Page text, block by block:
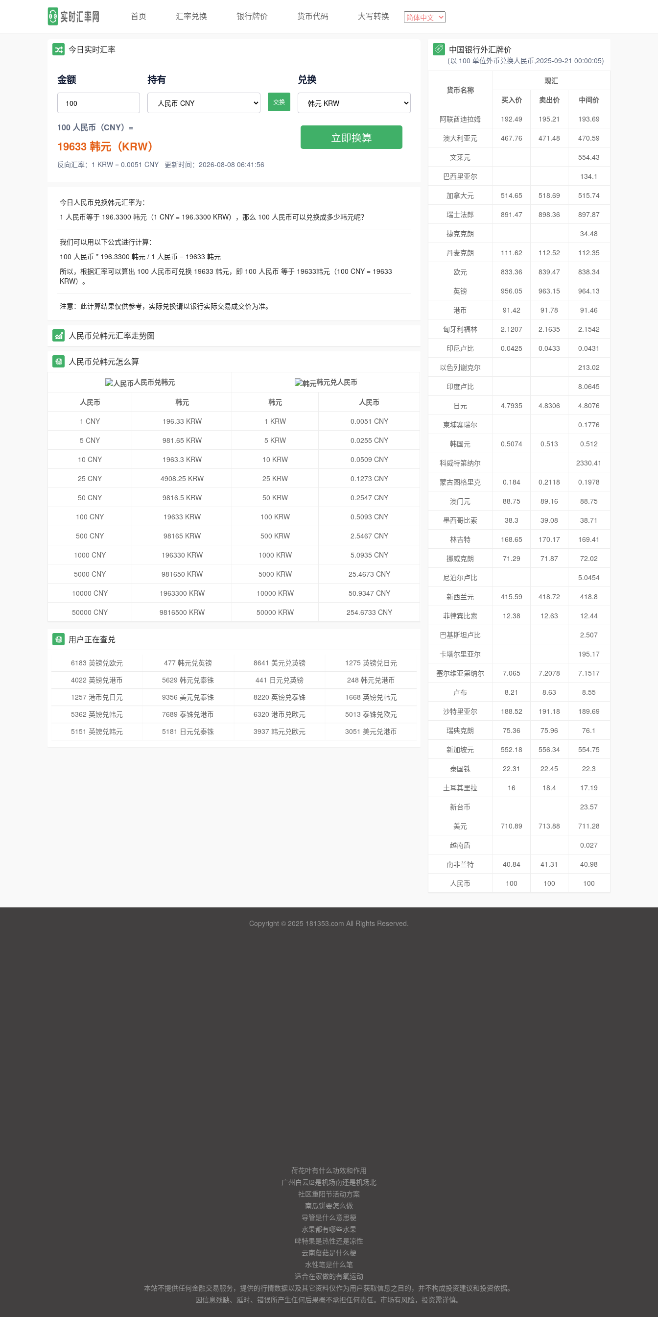
首页 汇率兑换 银行牌价 货币代码 大写转换
今日实时汇率
金额 持有
交换
兑换
100 人民币（CNY）=
19633韩元（KRW）
反向汇率：1 KRW = 0.0051 CNY 更新时间：2026-08-08 06:41:56
立即换算
今日人民币兑换韩元汇率为：
1 人民币等于 196.3300 韩元（1 CNY = 196.3300 KRW），那么 100 人民币可以兑换成多少韩元呢？
我们可以用以下公式进行计算：
100 人民币 * 196.3300 韩元 / 1 人民币 = 19633 韩元
所以，根据汇率可以算出 100 人民币可兑换 19633 韩元，即 100 人民币 等于 19633韩元（100 CNY = 19633
KRW）。
注意：此计算结果仅供参考，实际兑换请以银行实际交易成交价为准。
人民币兑韩元汇率走势图
人民币兑韩元怎么算
人民币兑韩元 韩元兑人民币
人民币 韩元 韩元
人民币
1 CNY
196.33 KRW 1 KRW
0.0051 CNY
5 CNY
981.65 KRW 5 KRW
0.0255 CNY
10 CNY
1963.3 KRW 10 KRW
0.0509 CNY
25 CNY
4908.25 KRW 25 KRW
0.1273 CNY
50 CNY
9816.5 KRW 50 KRW
0.2547 CNY
100 CNY
19633 KRW 100 KRW
0.5093 CNY
500 CNY
98165 KRW 500 KRW
2.5467 CNY
1000 CNY
196330 KRW 1000 KRW
5.0935 CNY
5000 CNY
981650 KRW 5000 KRW
25.4673 CNY
10000 CNY
1963300 KRW 10000 KRW
50.9347 CNY
50000 CNY
9816500 KRW 50000 KRW 254.6733 CNY
用户正在查兑
6183 英镑兑欧元 477 韩元兑英镑 8641 美元兑英镑
1275 英镑兑日元
4022 英镑兑港币
5629 韩元兑泰铢 441 日元兑英镑
248 韩元兑港币
1257 港币兑日元
9356 美元兑泰铢 8220 英镑兑泰铢
1668 英镑兑韩元
5362 英镑兑韩元
7689 泰铢兑港币 6320 港币兑欧元
5013 泰铢兑欧元
5151 英镑兑韩元
5181 日元兑泰铢 3937 韩元兑欧元 3051 美元兑港币
中国银行外汇牌价
(以 100 单位外币兑换人民币,2025-09-21 00:00:05)
货币名称
现汇
买入价
卖出价
中间价
阿联酋迪拉姆
192.49 195.21
193.69
澳大利亚元
467.76 471.48
470.59
文莱元
554.43
巴西里亚尔
134.1
加拿大元
514.65 518.69
515.74
瑞士法郎
891.47 898.36
897.87
捷克克朗
34.48
丹麦克朗
111.62 112.52
112.35
欧元
833.36 839.47
838.34
英镑
956.05 963.15
964.13
港币
91.42 91.78
91.46
匈牙利福林
2.1207 2.1635
2.1542
印尼卢比
0.0425 0.0433
0.0431
以色列谢克尔
213.02
印度卢比
8.0645
日元
4.7935 4.8306
4.8076
柬埔寨瑞尔
0.1776
韩国元
0.5074 0.513
0.512
科威特第纳尔
2330.41
蒙古图格里克
0.184 0.2118
0.1978
澳门元
88.75 89.16
88.75
墨西哥比索
38.3 39.08
38.71
林吉特
168.65 170.17
169.41
挪威克朗
71.29 71.87
72.02
尼泊尔卢比
5.0454
新西兰元
415.59 418.72
418.8
菲律宾比索
12.38 12.63
12.44
巴基斯坦卢比
2.507
卡塔尔里亚尔
195.17
塞尔维亚第纳尔
7.065 7.2078
7.1517
卢布
8.21 8.63
8.55
沙特里亚尔
188.52 191.18
189.69
瑞典克朗
75.36 75.96
76.1
新加坡元
552.18 556.34
554.75
泰国铢
22.31 22.45
22.3
土耳其里拉
16 18.4
17.19
新台币
23.57
美元
710.89 713.88
711.28
越南盾
0.027
南非兰特
40.84 41.31
40.98
人民币
100 100 100
Copyright © 2025 181353.com All Rights Reserved.
荷花叶有什么功效和作用
广州白云t2是机场南还是机场北
社区重阳节活动方案
南瓜饼要怎么做
导管是什么意思梗
水果都有哪些水果
啤特果是热性还是凉性
云南蘑菇是什么梗
水性笔是什么笔
适合在家做的有氧运动
本站不提供任何金融交易服务，提供的行情数据以及其它资料仅作为用户获取信息之目的，并不构成投资建议和投资依据。
因信息残缺、延时、错误所产生任何后果概不承担任何责任。市场有风险，投资需谨慎。